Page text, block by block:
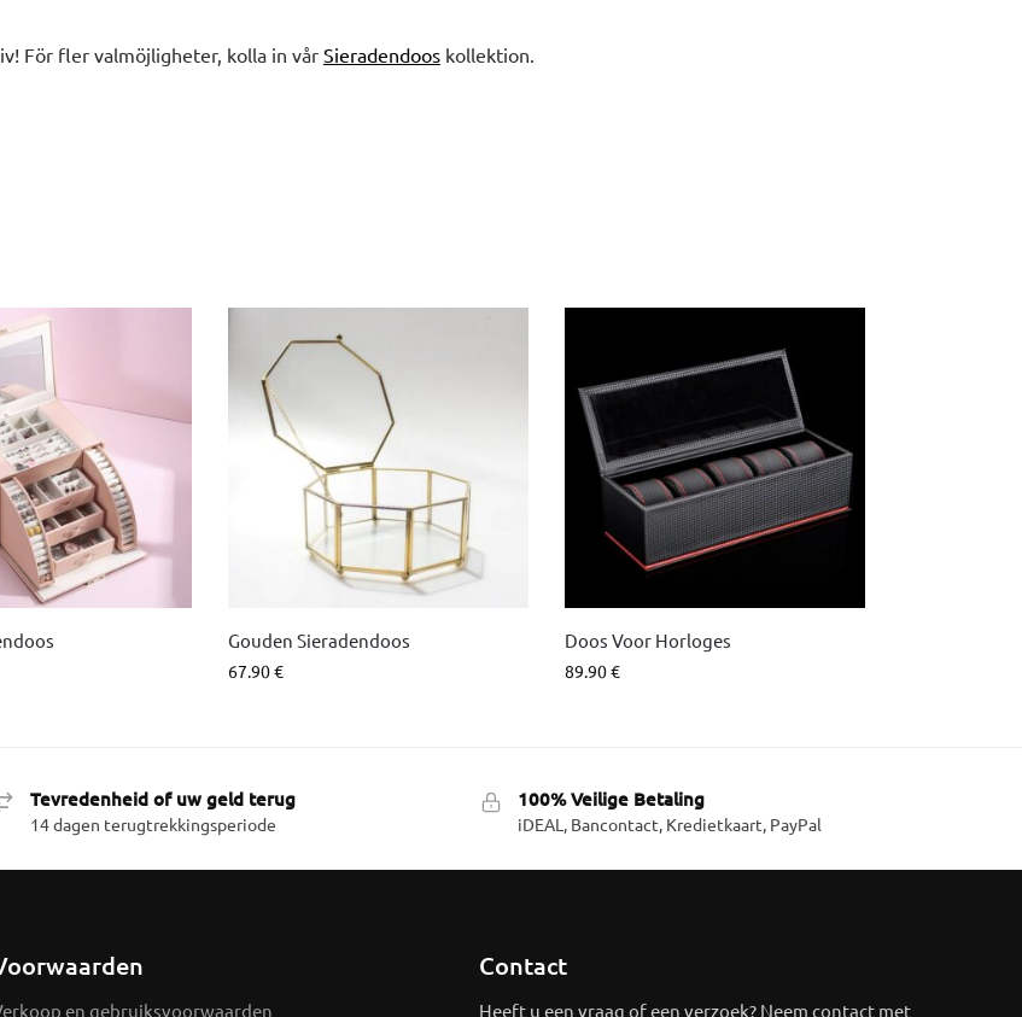
För fler valmöjligheter, kolla in vår Sieradendooskollektion.
Gouden Sieradendoos
67.90€
Doos Voor Horloges
89.90€
Tevredenheid of uw geld terug
14 dagen terugtrekkingsperiode
100% Veilige Betaling
iDEAL, Bancontact, Kredietkaart, PayPal
en gebruiksvoorwaarden
Contact
Heeft u een vraag of een verzoek? Neem contact met